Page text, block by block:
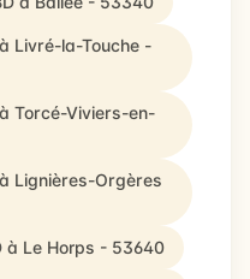
Livré-la-Touche -
Torcé-Viviers-en-
Lignières-Orgères
à Le Horps - 53640